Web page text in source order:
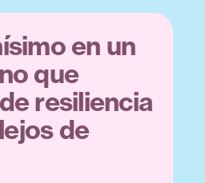
en un
que
resiliencia
de